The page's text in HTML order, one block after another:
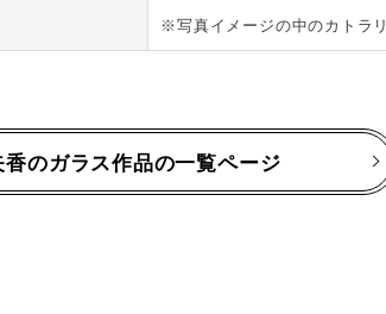
※写真イメージの中のカトラ
香のガラス作品の一覧ページ